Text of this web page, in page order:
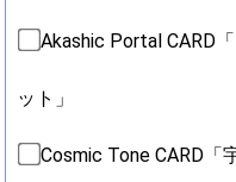
Akashic Portal CARD
ット」
Cosmic Tone CARD「